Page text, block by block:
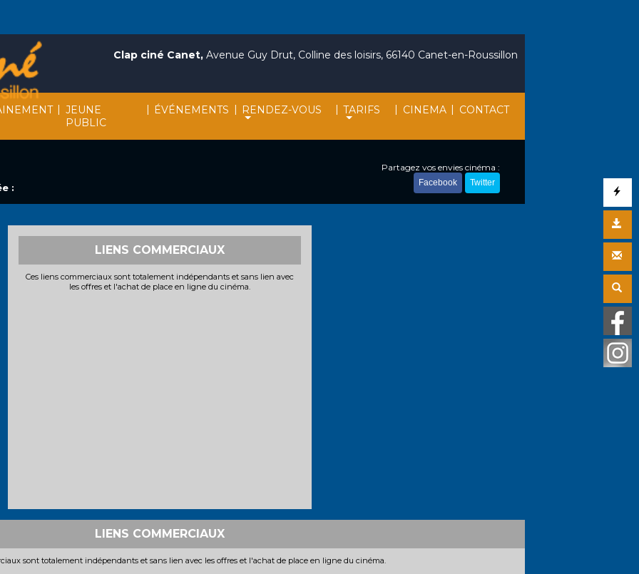
| JEUNE
PUBLIC
| ÉVÉNEMENTS | RENDEZ-VOUS | TARIFS | CINEMA | CONTACT
Clap ciné Canet, Avenue Guy Drut, Colline des loisirs, 66140 Canet-en-Roussillon
:
Partagez vos envies cinéma :
Facebook Twitter
LIENS COMMERCIAUX
Ces liens commerciaux sont totalement indépendants et sans lien avec
les offres et l'achat de place en ligne du cinéma.
LIENS COMMERCIAUX
sont totalement indépendants et sans lien avec les offres et l'achat de place en ligne du cinéma.